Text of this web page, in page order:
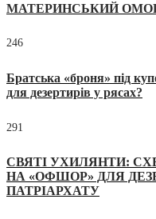
МАТЕРИНСЬКИЙ
246
Братська «броня» під
для дезертирів у рясах?
291
СВЯТІ УХИЛЯНТИ:
НА «ОФШОР» ДЛЯ
ПАТРІАРХАТУ